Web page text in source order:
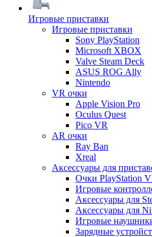
Игровые приставки
Игровые приставки
Sony PlayStation
Microsoft XBOX
Valve Steam Deck
ASUS ROG Ally
Nintendo
VR очки
Apple Vision Pro
Oculus Quest
Pico VR
AR очки
Ray Ban
Xreal
Аксессуары для
Очки PlayStation
Игровые
Аксессуары для
Аксессуары для
Игровые
Зарядные